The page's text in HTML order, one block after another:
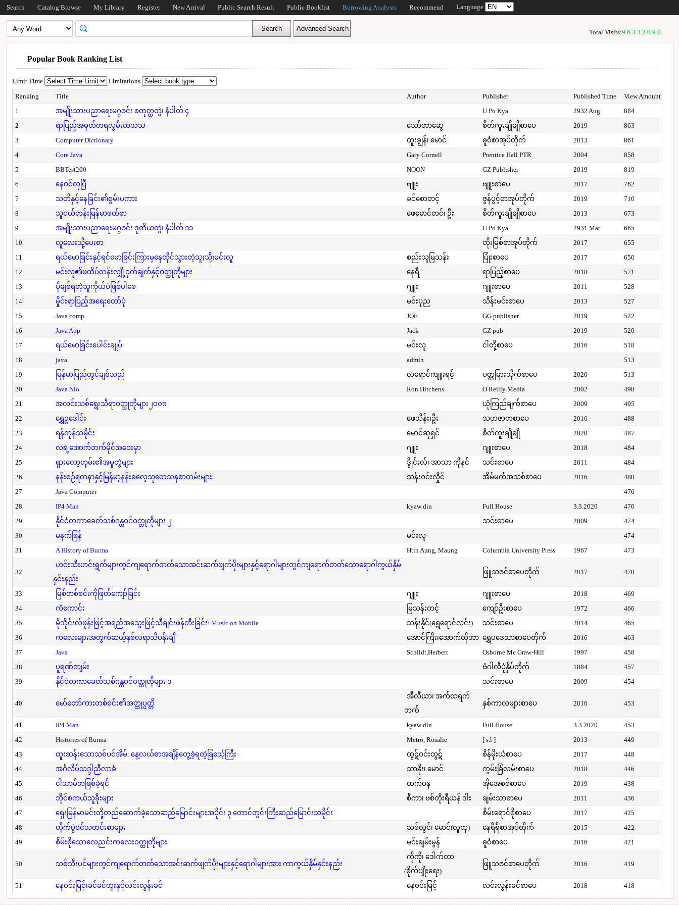
Search Catalog Browse My Library Register New Arrival Public Search Result Public Booklist Borrowing Analysis Recommend Language
Total Visits:96333090
Popular Book Ranking List
Limit Time
Limitations
Ranking
Title Author Publisher Published Time
View Amount
1
အမျိုးသားပညာရေးမဂ္ဂဇင်း စတုတ္ထတွဲ၊ နံပါတ် ၄ U Po Kya 2932 Aug
884
2
ရာပြည့်အမှတ်တရလွမ်းတသသ သော်တာဆွေ စိတ်ကူးချိုချိုစာပေ 2019
863
3
Computer Dictionary ထူးချွန်၊ မောင် ဓူဝံစာအုပ်တိုက် 2013
861
4
Core Java Gary Cornell Prentice Hall PTR 2004
858
5
BBTest200 NOON GZ Publisher 2019
819
6
နေဝင်လုပြီ ဗျူး ဗျူးစာပေ 2017
762
7
သတိနှင့်နေခြင်း၏စွမ်းပကား ခင်စောတင့် ဇွန်ပွင့်စာအုပ်တိုက် 2019
710
8
သူငယ်တန်းမြန်မာဖတ်စာ ဖေမောင်တင်၊ ဦး စိတ်ကူးချိုချိုစာပေ 2013
673
9
အမျိုးသားပညာရေးမဂ္ဂဇင်း ဒုတိယတွဲ၊ နံပါတ် ၁၁ U Po Kya 2931 Mar
665
10
လူလေးသို့ပေးစာ တိုးမြစ်စာအုပ်တိုက် 2017
655
11
ရယ်မောခြင်းနှင့်ရင်မောခြင်းကြားမှနေထိုင်သွားတဲ့သူ(သို့)မင်းလူ စည်းသူမြသန်း ပြုံးစာပေ 2017
650
12
မင်းလူ၏ဖထိပ်တန်းလျှို့ဝှက်ချက်နှင့်ဝတ္ထုတိုများ နေရီ ရာပြည့်စာပေ 2018
571
13
ပိုချစ်ရတဲ့သူကိုယ်ပဲဖြစ်ပါစေ ဂျူး ဂျူးစာပေ 2011
528
14
မှိုင်းရာပြည့်အရေးတော်ပုံ မင်းပုည သိန်းမင်းစာပေ 2013
527
15
Java comp JOE GG publisher 2019
522
16
Java App Jack GZ pub 2019
520
17
ရယ်မောခြင်းပေါင်းချုပ် မင်းလူ ငါတို့စာပေ 2016
518
18
java admin
513
19
မြန်မာပြည်တွင်ချစ်သည် လရောင်ကျူးရင့် ပတ္တမြားသိုက်စာပေ 2020
513
20
Java Nio Ron Hitchens O Reilly Media 2002
498
21
အလင်းသစ်ရွေးသီရာဝတ္ထုတိုများ၂၀၀၈ ယုံကြည်ချက်စာပေ 2009
495
22
ရွှေဥဒေါင်း ဖေသိန်း၊ဦး သဟဇာတစာပေ 2016
488
23
ရန်ကုန်သမိုင်း မောင်ဆုရှင် စိတ်ကူးချိုချို 2020
487
24
လရဲ့အောက်ဘက်မိုင်အဝေးမှာ ဂျူး ဂျူးစာပေ 2018
484
25
ရှားလော့ဟုမ်း၏အမှုတွဲများ ဒွိုင်းလ်၊ အာသာ ကိုနင် သင်းစာပေ 2011
484
26
နန်းစဉ်ရတနာနှင့်မြန်မာ့နန်းဓလေ့သုတေသနစာတမ်းများ သန်းဝင်းလှိုင် အိမ်မက်အသစ်စာပေ 2016
480
27
Java Computer
476
28
IP4 Man kyaw din Full House 3.3.2020
476
29
နိုင်ငံတကာခေတ်သစ်ဂန္ထဝင်ဝတ္ထုတိုများ ၂ သင်းစာပေ 2009
474
30
မနက်ဖြန် မင်းလူ
474
31
A History of Burma Htin Aung, Maung Columbia University Press 1967 473
32
ဟင်းသီးဟင်းရွက်များတွင်ကျရောက်တတ်သောအင်းဆက်ဖျက်ပိုးများနှင့်ရောဂါများတွင်ကျရောက်တတ်သောရောဂါကွယ်နှိမ်
နှင်းနည်း
ဖြူသဇင်စာပေတိုက် 2017 470
33 မြစ်တစ်စင်းကိုဖြတ်ကျော်ခြင်း ဂျူး ဂျူးစာပေ 2018
469
34
ကံကောင်း မြသန်းတင့် ကျော်ဦးစာပေ 1972
466
35
မိုဘိုင်းလ်ဖုန်းဖြင့်အရည်အသွေးဖြင့်သီချင်းဖန်တီးခြင်း: Music on Mobile သန်းနိုင်(ရွှေရောင်လင်း) သင်းစာပေ 2014
465
36
ကလေးများအတွက်ဆယ့်နှစ်လရာသီပန်းချီ အောင်ကြီး၊အောက်တိုဘာ ရွှေပဒေသာစာပေတိုက် 2016
463
37
Java Schildt,Herbert Osborne Mc Graw-Hill 1997
458
38
ပူရဏ်ကျမ်း ဗံဂါလီပုံနှိပ်တိုက် 1884
457
39
နိုင်ငံတကာခေတ်သစ်ဂန္ထဝင်ဝတ္ထုတိုများ ၁ သင်းစာပေ 2009 454
40 မော်တော်ကားတစ်စင်း၏အတ္ထုပ္ပတ္တိ
အီလီယာ၊ အက်ထရက်
ဘက်
နှစ်ကာလများစာပေ 2016 453
41 IP4 Man kyaw din Full House 3.3.2020
453
42
Histories of Burma Metro, Rosalie [ s.l ] 2013
449
43
ထူးဆန်းသောသစ်ပင်အိမ်: နေ့လယ်စာအချိန်တွေ့ခဲ့ရတဲ့ခြင်္သေ့ကြီး ထွဋ်ဝင်းထွဋ် စိန်မိုးယံစာပေ 2017
448
44
အင်္ဂလိပ်သဒ္ဒါညီလာခံ သာနိုး၊ မောင် ကွမ်းခြံလမ်းစာပေ 2018
446
45
ငါသာမိဘဖြစ်ခဲ့ရင် ထက်ဝန အိုအေစစ်စာပေ 2019
438
46
ဘိုင်စကယ်သူခိုးများ စီကာ၊ ဗစ်တိုးရီယန် ဒါး ချမ်းသာစာပေ 2011
436
47
ရှေးမြန်မာမင်းတို့တည်ဆောက်ခဲ့သောဆည်မြောင်းများအပိုင်း ၃ တောင်တွင်းကြီးဆည်မြောင်းသမိုင်း စိမ်းရောင်စိုစာပေ 2017
425
48
တိုက်ပွဲဝင်သတင်းစာများ သစ်လွင်၊ မောင်(လူထု) နေရီရီစာအုပ်တိုက် 2015
422
49
စိမ်းစိုသောလေညင်းကလေးဝတ္ထုတိုများ မင်းချမ်းမွန် ဓူဝံစာပေ 2016 421
50 သစ်သီးပင်များတွင်ကျရောက်တတ်သောအင်းဆက်ဖျက်ပိုးများနှင့်ရောဂါများအား ကာကွယ်နှိမ်နှင်းနည်း
ကိုကို၊ ဒေါက်တာ
(စိုက်ပျိုးရေး)
ဖြူသဇင်စာပေတိုက် 2016 419
51 နေဝင်းမြင့်၊ခင်ခင်ထူးနှင့်လင်းလွန်းခင် နေဝင်းမြင့် လင်းလွန်းခင်စာပေ 2018 418